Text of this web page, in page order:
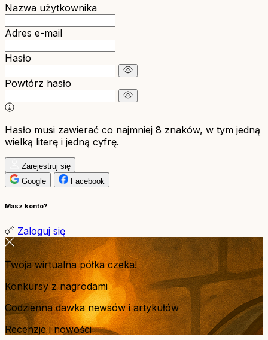
Nazwa użytkownika
Adres e-mail
Hasło
Powtórz hasło
Hasło musi zawierać co najmniej 8 znaków, w tym jedną
wielką literę i jedną cyfrę.
Zarejestruj się
Google
Facebook
Masz konto?
Zaloguj się
Twoja wirtualna półka czeka!
Konkursy z nagrodami
Codzienna dawka newsów i artykułów
Recenzje i nowości